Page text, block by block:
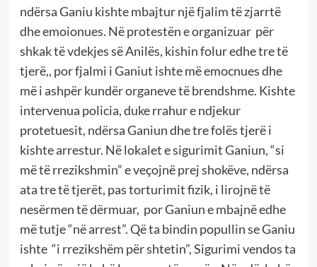
ndërsa Ganiu kishte mbajtur një fjalim të zjarrtë
dhe emoionues. Në protestën e organizuar për
shkak të vdekjes së Anilës, kishin folur edhe tre të
tjerë,, por fjalmi i Ganiut ishte më emocnues dhe
më i ashpër kundër organeve të brendshme. Kishte
intervenua policia, duke rrahur e ndjekur
protetuesit, ndërsa Ganiun dhe tre folës tjerë i
kishte arrestur. Në lokalet e sigurimit Ganiun, “si
më të rrezikshmin” e veçojnë prej shokëve, ndërsa
ata tre të tjerët, pas torturimit fizik, i lirojnë të
nesërmen të dërmuar, por Ganiun e mbajnë edhe
më tutje “në arrest”. Që ta bindin popullin se Ganiu
ishte “i rrezikshëm për shtetin”, Sigurimi vendos ta